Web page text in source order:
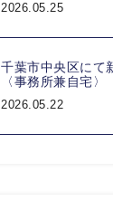
2026.05.25
千葉市中央区にて
〈事務所兼自宅〉
2026.05.22